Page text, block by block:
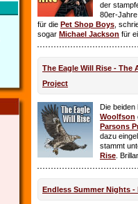
der
80er-
für die Pet Shop Boys ,
sogar Michael Jackson für
The Eagle Will Rise - The
Project
Die beiden
Woolfson
Parsons
dazu
stammt
Rise .
Endless Summer Nights -